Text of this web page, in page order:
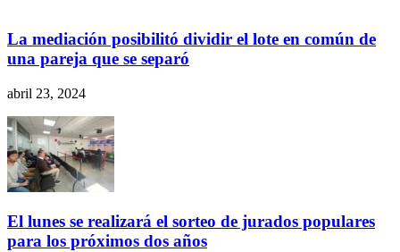
La mediación posibilitó dividir el lote en común de
una pareja que se separó
abril 23, 2024
El lunes se realizará el sorteo de jurados populares
para los próximos dos años